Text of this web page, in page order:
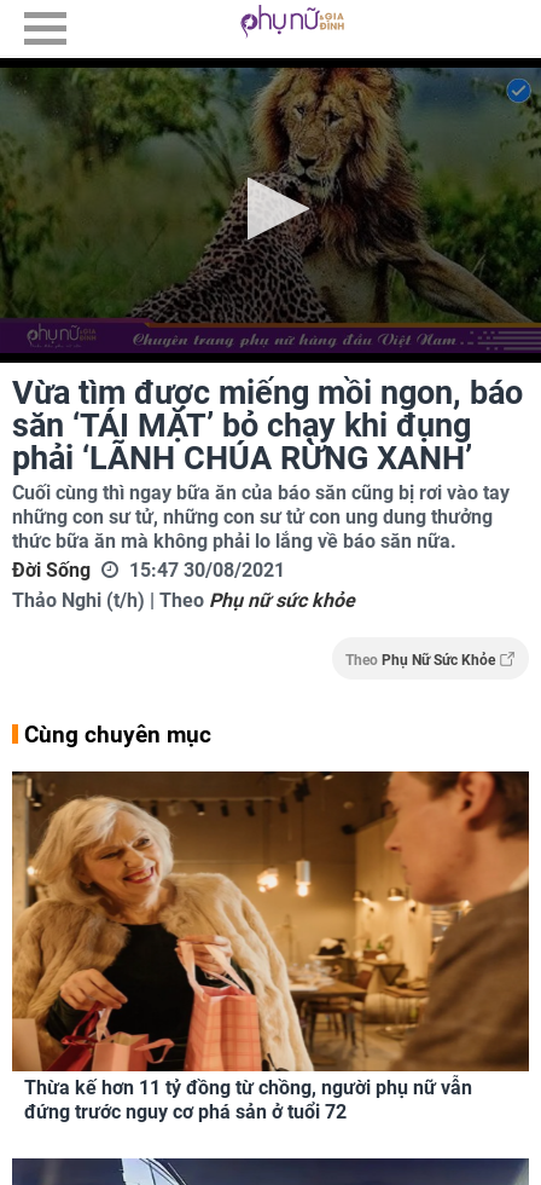
Vừa tìm được miếng mồi ngon, báo
săn ‘TÁI MẶT’ bỏ chạy khi đụng
phải ‘LÃNH CHÚA RỪNG XANH’
Cuối cùng thì ngay bữa ăn của báo săn cũng bị rơi vào tay
những con sư tử, những con sư tử con ung dung thưởng
thức bữa ăn mà không phải lo lắng về báo săn nữa.
Đời Sống
15:47 30/08/2021
Thảo Nghi (t/h) | Theo Phụ nữ sức khỏe
Theo Phụ Nữ Sức Khỏe
Cùng chuyên mục
Thừa kế hơn 11 tỷ đồng từ chồng, người phụ nữ vẫn
đứng trước nguy cơ phá sản ở tuổi 72